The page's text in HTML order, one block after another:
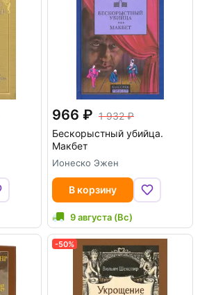
966
1 932
Бескорыстный убийца.
Макбет
Ионеско Эжен
В корзину
9 августа (Вс)
-50%